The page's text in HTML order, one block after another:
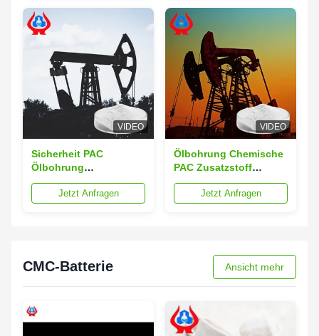
Ölfeldbohrung
VIDEO
Sicherheit PAC
Ölbohrung
Industriefachzusatzstoff
PAC Polymer ISO9001
Jetzt Anfragen
VIDEO
Ölbohrung Chemische
PAC Zusatzstoff
Polyanion-Zellulose
Industriequalität
Jetzt Anfragen
CMC-Batterie Ansicht mehr